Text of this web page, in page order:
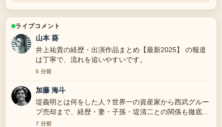
ライブコメント
山本 葵
井上祐貴の経歴・出演作品まとめ【最新2025】 の報道
は丁寧で、流れを追いやすいです。
5 分前
加藤 海斗
堤義明とは何をした人？世界一の資産家から西武グルー
プ売却まで、経歴・妻・子孫・堤清二との関係も徹底解
説 周辺の検証がしっかりしていて安心感があります。
7 分前